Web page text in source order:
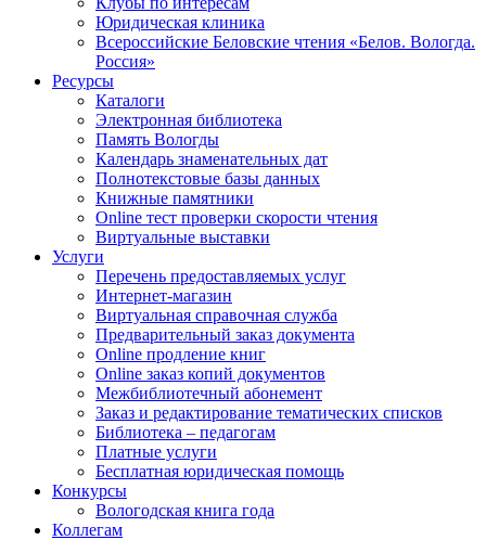
Юридическая клиника
Всероссийские Беловские чтения «Белов. Вологда.
Россия»
Ресурсы
Каталоги
Электронная библиотека
Память Вологды
Календарь знаменательных дат
Полнотекстовые базы данных
Книжные памятники
Online тест проверки скорости чтения
Виртуальные выставки
Услуги
Перечень предоставляемых услуг
Интернет-магазин
Виртуальная справочная служба
Предварительный заказ документа
Online продление книг
Online заказ копий документов
Межбиблиотечный абонемент
Заказ и редактирование тематических списков
Библиотека – педагогам
Платные услуги
Бесплатная юридическая помощь
Конкурсы
Вологодская книга года
Коллегам